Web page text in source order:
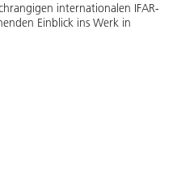
internationalen IFAR-
Einblick ins Werk in